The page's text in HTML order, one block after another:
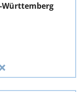
Württemberg